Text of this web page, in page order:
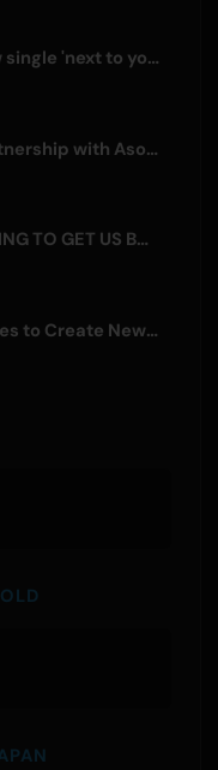
Sagiri Sol releases new single 'next to your love' after hiatus
Kizuna AI Deepens Partnership with Asobisystem Ahead of 10th Anniversary World Tour
EMNW Premieres 'LOVING TO GET US BY' Music Video on August 7
Synxro Project Launches to Create New IP from Fictional Anime Openings